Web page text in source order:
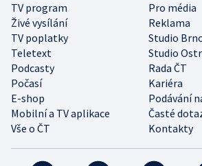
TV program
Pro média
Živé vysílání
Reklama
TV poplatky
Studio
Teletext
Studio
Podcasty
Rada ČT
Počasí
Kariéra
E-shop
Podávání
Mobilní a TV aplikace
Časté
Vše o ČT
Kontakty